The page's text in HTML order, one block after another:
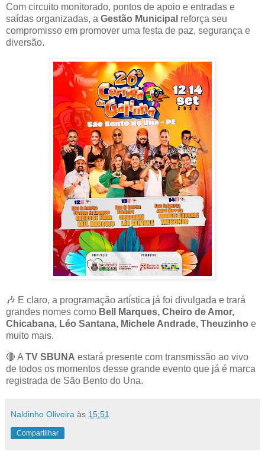
Com circuito monitorado, pontos de apoio e entradas e
saídas organizadas, a Gestão Municipal reforça seu
compromisso em promover uma festa de paz, segurança e
diversão.
🎶 E claro, a programação artística já foi divulgada e trará
grandes nomes como Bell Marques, Cheiro de Amor,
Chicabana, Léo Santana, Michele Andrade, Theuzinho e
muito mais.
🔴 A TV SBUNA estará presente com transmissão ao vivo
de todos os momentos desse grande evento que já é marca
registrada de São Bento do Una.
Naldinho Oliveira às 15:51
Compartilhar